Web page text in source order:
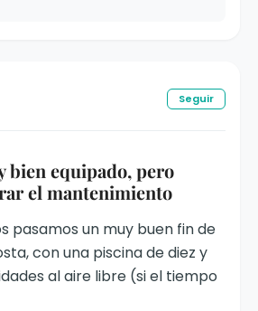
Seguir
bien equipado, pero
el mantenimiento
pasamos un muy buen fin de
con una piscina de diez y
al aire libre (si el tiempo